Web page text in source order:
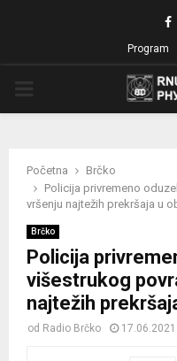
Program
Početna
Brčko
Policija privremeno
vršenju najtežih prekršaja u
Brčko
Policija
višestrukog
najtežih
od Radio Brčko